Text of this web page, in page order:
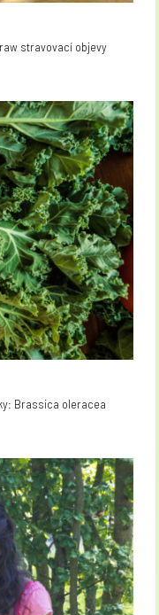
stravovací objevy
Brassica oleracea